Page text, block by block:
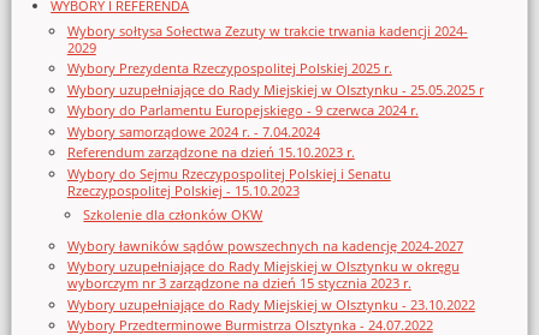
WYBORY I REFERENDA
Wybory sołtysa Sołectwa Zezuty w trakcie trwania kadencji 2024-
2029
Wybory Prezydenta Rzeczypospolitej Polskiej 2025 r.
Wybory uzupełniające do Rady Miejskiej w Olsztynku - 25.05.2025 r
Wybory do Parlamentu Europejskiego - 9 czerwca 2024 r.
Wybory samorządowe 2024 r. - 7.04.2024
Referendum zarządzone na dzień 15.10.2023 r.
Wybory do Sejmu Rzeczypospolitej Polskiej i Senatu
Rzeczypospolitej Polskiej - 15.10.2023
Szkolenie dla członków OKW
Wybory ławników sądów powszechnych na kadencję 2024-2027
Wybory uzupełniające do Rady Miejskiej w Olsztynku w okręgu
wyborczym nr 3 zarządzone na dzień 15 stycznia 2023 r.
Wybory uzupełniające do Rady Miejskiej w Olsztynku - 23.10.2022
Wybory Przedterminowe Burmistrza Olsztynka - 24.07.2022